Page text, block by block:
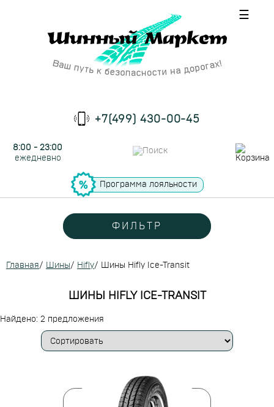
☰
+7(499) 430-00-45
8:00 - 23:00
ежедневно
Программа лояльности
ФИЛЬТР
Главная/ Шины/ Hifly/ Шины Hifly Ice-Transit
ШИНЫ HIFLY ICE-TRANSIT
Найдено: 2 предложения